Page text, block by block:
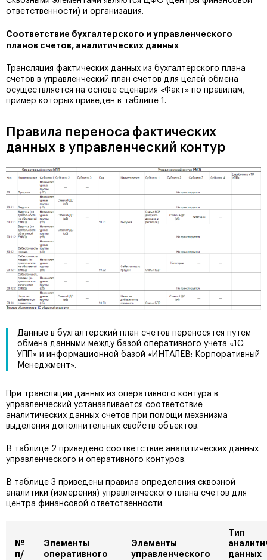
ответственности) и организация.
Соответствие бухгалтерского и управленческого
планов счетов, аналитических данных
Трансляция фактических данных из бухгалтерского плана
счетов в управленческий план счетов для целей обмена
осуществляется на основе сценария «Факт» по правилам,
пример которых приведен в таблице 1.
Правила переноса фактических
данных в управленческий контур
Данные в бухгалтерский план счетов переносятся путем
обмена данными между базой оперативного учета «1С:
УПП» и информационной базой «ИНТАЛЕВ: Корпоративный
Менеджмент».
При трансляции данных из оперативного контура в
управленческий устанавливается соответствие
аналитических данных счетов при помощи механизма
выделения дополнительных свойств объектов.
В таблице 2 приведено соответствие аналитических данных
управленческого и оперативного контуров.
В таблице 3 приведены правила определения сквозной
аналитики (измерения) управленческого плана счетов для
центра финансовой ответственности.
№
п/
Элементы
оперативного
Элементы
управленческого
Тип
данных